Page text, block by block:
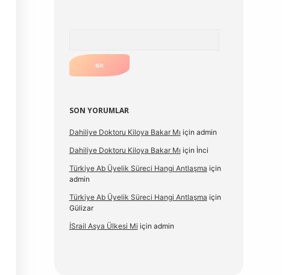
SON YORUMLAR
Dahiliye Doktoru Kiloya Bakar Mı için admin
Dahiliye Doktoru Kiloya Bakar Mı için İnci
Türkiye Ab Üyelik Süreci Hangi Antlaşma için
admin
Türkiye Ab Üyelik Süreci Hangi Antlaşma için
Gülizar
İSrail Asya Ülkesi Mi için admin